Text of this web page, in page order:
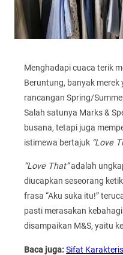
Menghadapi cuaca terik
Beruntung, banyak
rancangan Spring/
Salah satunya Marks &
busana, tetapi juga
istimewa bertajuk “Love
“Love That”adalah
diucapkan seseorang
frasa “Aku suka itu!”
pasti merasakan
disampaikan M&S, yaitu
Baca juga:Sifat